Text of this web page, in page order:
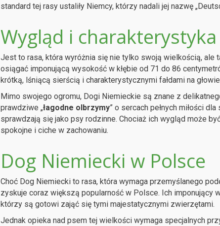
standard tej rasy ustaliły Niemcy, którzy nadali jej nazwę
Wygląd i charakterystyka
Jest to rasa, która wyróżnia się nie tylko swoją wielkością, ale
osiągać imponującą wysokość w kłębie od 71 do 86
krótką, lśniącą sierścią i charakterystycznymi fałdami na
Mimo swojego ogromu, Dogi Niemieckie są znane z
prawdziwe „łagodne olbrzymy” o sercach pełnych miłości
sprawdzają się jako psy rodzinne. Chociaż ich wygląd może
spokojne i ciche w zachowaniu.
Dog Niemiecki w Polsce
Choć Dog Niemiecki to rasa, która wymaga przemyślanego
zyskuje coraz większą popularność w Polsce. Ich imponujący
którzy są gotowi zająć się tymi majestatycznymi zwierzętami.
Jednak opieka nad psem tej wielkości wymaga specjalnych